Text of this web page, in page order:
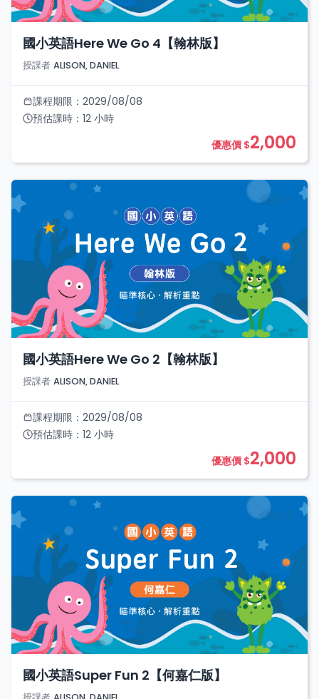
國小英語Here We Go 4【翰林版】
授課者 ALISON, DANIEL
課程期限： 2029/08/08
預估課時： 12 小時
優惠價 $2,000
國小英語Here We Go 2【翰林版】
授課者 ALISON, DANIEL
課程期限： 2029/08/08
預估課時： 12 小時
優惠價 $2,000
國小英語Super Fun 2【何嘉仁版】